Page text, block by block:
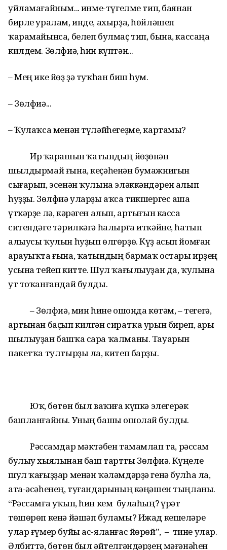
уйламағайным... Һинме-түгелме тип, баянан
бирле уралам, инде, ахырҙа, һөйләшеп
ҡарамайынса, белеп булмаҫ тип, бына, кассаңа
килдем. Зөлфиә, һин күптән...
– Мең ике йөҙ ҙә туҡһан биш һум.
– Зөлфиә...
– Ҡулаҡса менән түләйһегеҙме, картамы?
Ир ҡарашын ҡатындың йөҙөнән
шылдырмай ғына, кеҫәһенән бумажнигын
сығарып, эсенән ҡулына эләккәндәрен алып
һуҙҙы. Зөлфиә уларҙы аҡса тикшергес аша
үткәрҙе лә, кәрәген алып, артығын касса
ситендәге тәрилкәгә һалырға иткәйне, һатып
алыусы ҡулын һуҙып өлгөрҙө. Күҙ асып йомған
арауыҡта ғына, ҡатындың бармаҡ остары ирҙең
усына тейеп китте. Шул ҡағылыуҙан да, ҡулына
ут тоҡанғандай булды.
– Зөлфиә, мин һине ошонда көтәм, – тегегә,
артынан баҫып килгән сиратҡа урын биреп, ары
шылыуҙан башҡа сара ҡалманы. Тауарын
пакетҡа тултырҙы ла, китеп барҙы.
Юҡ, бөтөн был ваҡиға күпкә элегерәк
башланғайны. Уның башы ошолай булды.
Рәссамдар мәктәбен тамамлап та, рәссам
булыу хыялынан баш тартты Зөлфиә. Күңеле
шул ҡағыҙҙар менән ҡәләмдәрҙә генә булһа ла,
ата-әсәһенең, туғандарының кәңәшен тыңланы.
“Рәссамға уҡып, һин кем булаһың? Һүрәт
төшөрөп кенә йәшәп буламы? Ижад кешеләре
улар ғүмер буйы ас-яланғас йөрөй”, – тине улар.
Әлбиттә, бөтөн был әйтелгәндәрҙең мәғәнәһен